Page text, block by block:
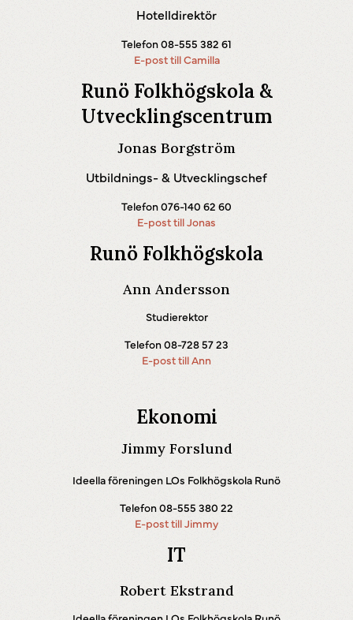
Hotelldirektör
Telefon 08-555 382 61
E-post till Camilla
Runö Folkhögskola &
Utvecklingscentrum
Jonas Borgström
Utbildnings- & Utvecklingschef
Telefon 076-140 62 60
E-post till Jonas
Runö Folkhögskola
Ann Andersson
Studierektor
Telefon 08-728 57 23
E-post till Ann
Ekonomi
Jimmy Forslund
Ideella föreningen LOs Folkhögskola Runö
Telefon 08-555 380 22
E-post till Jimmy
IT
Robert Ekstrand